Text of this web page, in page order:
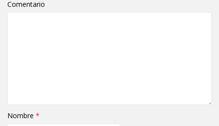
Comentario
Nombre *